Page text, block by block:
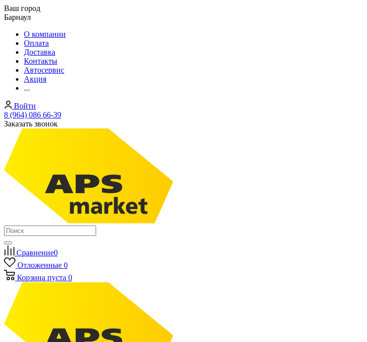
Ваш город
Барнаул
О компании
Оплата
Доставка
Контакты
Автосервис
Акция
...
Войти
8 (964) 086 66-39
Заказать звонок
Сравнение0
Отложенные 0
Корзина пуста 0